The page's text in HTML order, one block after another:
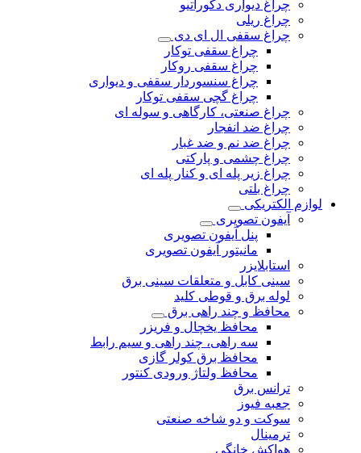
چراغ دیواری دکوراتیو
چراغ ریلی
چراغ سقفی ال ای دی
چراغ سقفی توکار
چراغ سقفی روکار
چراغ سنسوردار سقفی و دیواری
چراغ گچی سقفی توکار
چراغ صنعتی، کارگاهی و سوله ای
چراغ ضد انفجار
چراغ ضد نم و ضد غبار
چراغ چشمی و پارکتی
چراغ‌ زیر‌ پله‌ ای و کنار‌ پله‌ ای
چراغ بلتی
لوازم الکتریکی
آیفون تصویری
پنل آیفون تصویری
مانیتور آیفون تصویری
استابلایزر
سینی کابل و متعلقات سینی برق
لوله برق و قوطی کلید
محافظ و چند راهی برق
محافظ یخچال و فریزر
سه راهی، چند راهی و سیم رابط
محافظ برق کولر گازی
محافظ ولتاژ ورودی کنتور
ترانس برق
جعبه فیوز
سوکت و دو شاخه صنعتی
ترمینال
هواکش خانگی